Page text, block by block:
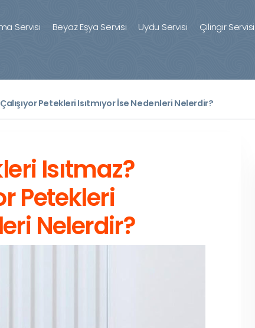
Servisi Beyaz Eşya Servisi Uydu Servisi Çilingir Servisi
Petekleri Isıtmıyor İse Nedenleri Nelerdir?
Isıtmaz?
Petekleri
Nelerdir?